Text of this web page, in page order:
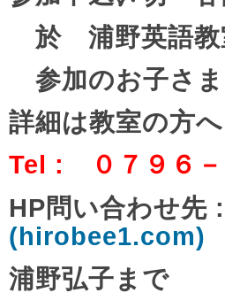
於 浦野英語教
参加のお子さ
詳細は教室の方
Tel : ０７９６－
HP問い合わせ先 :
(hirobee1.com)
浦野弘子まで